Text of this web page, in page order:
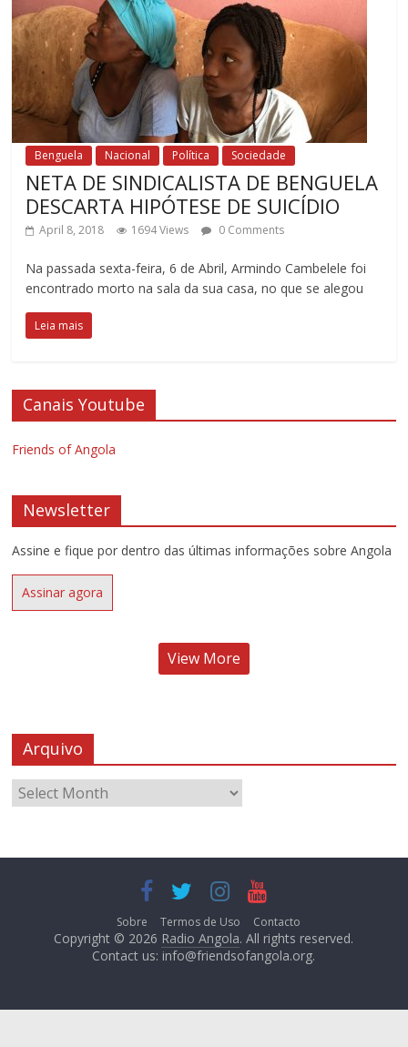
Benguela Nacional Política Sociedade
NETA DE SINDICALISTA DE BENGUELA
DESCARTA HIPÓTESE DE SUICÍDIO
April 8, 2018 1694 Views 0 Comments
Na passada sexta-feira, 6 de Abril, Armindo Cambelele foi
encontrado morto na sala da sua casa, no que se alegou
Leia mais
Canais Youtube
Friends of Angola
Newsletter
Assine e fique por dentro das últimas informações sobre Angola
Assinar agora
View More
Arquivo
Sobre Termos de Uso Contacto
Copyright © 2026 Radio Angola. All rights reserved.
Contact us: info@friendsofangola.org.